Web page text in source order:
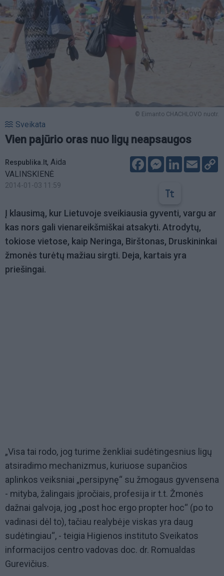
© Eimanto CHACHLOVO nuotr.
Sveikata
Vien pajūrio oras nuo ligų neapsaugos
Respublika.lt, Aida
VALINSKIENĖ
2014-01-03 11:59
FacebookMessenger
LinkedIn
Email
Į klausimą, kur Lietuvoje sveikiausia gyventi, vargu ar
kas nors gali vienareikšmiškai atsakyti. Atrodytų,
tokiose vietose, kaip Neringa, Birštonas, Druskininkai
žmonės turėtų mažiau sirgti. Deja, kartais yra
priešingai.
„Visa tai rodo, jog turime ženkliai sudėtingesnius ligų
atsiradimo mechanizmus, kuriuose supančios
aplinkos veiksniai „persipynę“ su žmogaus gyvensena
- mityba, žalingais įpročiais, profesija ir t.t. Žmonės
dažnai galvoja, jog „post hoc ergo propter hoc“ (po to
vadinasi dėl to), tačiau realybėje viskas yra daug
sudėtingiau“, - teigia Higienos instituto Sveikatos
informacijos centro vadovas doc. dr. Romualdas
Gurevičius.